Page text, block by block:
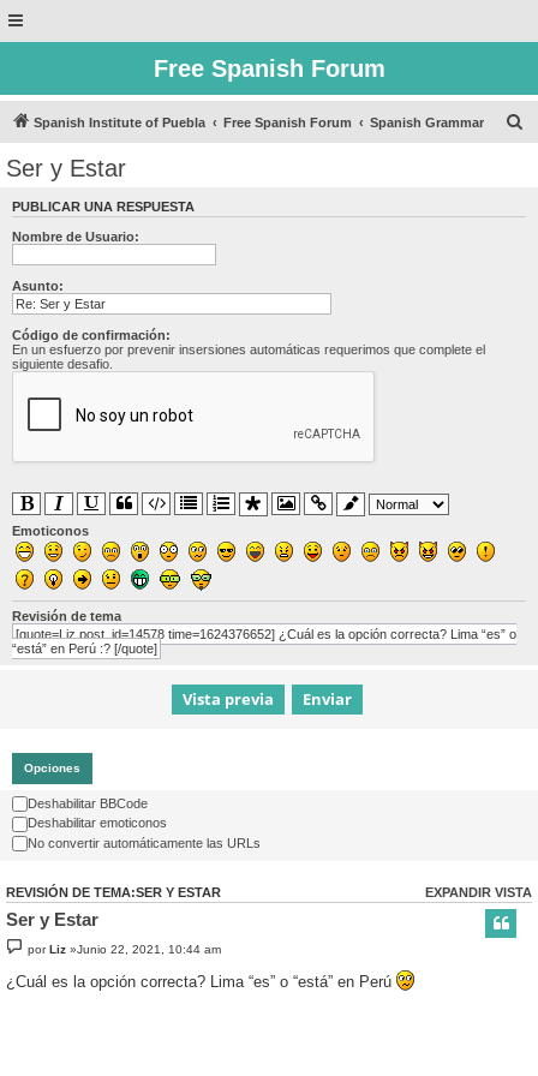
Free Spanish Forum
Spanish Institute of Puebla Free Spanish Forum Spanish Grammar
Ser y Estar
PUBLICAR UNA RESPUESTA
Nombre de Usuario:
Asunto:
Código de confirmación:
En un esfuerzo por prevenir insersiones automáticas requerimos que complete el
siguiente desafio.
Emoticonos
Revisión de tema
[quote=Liz post_id=14578 time=1624376652] ¿Cuál es la opción correcta? Lima “es” o
“está” en Perú :? [/quote]
Opciones
Deshabilitar BBCode
Deshabilitar emoticonos
No convertir automáticamente las URLs
EXPANDIR VISTA
REVISIÓN DE TEMA:SER Y ESTAR
Ser y Estar
porLiz »Junio 22, 2021, 10:44 am
¿Cuál es la opción correcta? Lima “es” o “está” en Perú